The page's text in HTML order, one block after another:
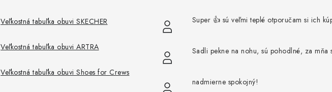
Veľkostná tabuľka obuvi SKECHER
Veľkostná tabuľka obuvi ARTRA
Veľkostná tabuľka obuvi Shoes for Crews
Super 👍 sú veľmi teplé otporučam si ich
Sadli pekne na nohu, sú pohodlné, za mňa
nadmierne spokojný!